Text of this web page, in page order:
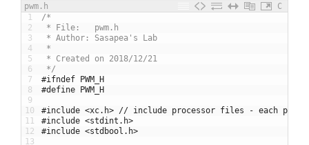
pwm.h
C
1
2
3
4
5
6
7
8
9
10
11
12
13
/*
* File:   pwm.h
* Author: Sasapea's Lab
*
* Created on 2018/12/21
*/
#ifndef PWM_H
#define	PWM_H
#include <xc.h> // include processor files - each
#include <stdint.h>
#include <stdbool.h>